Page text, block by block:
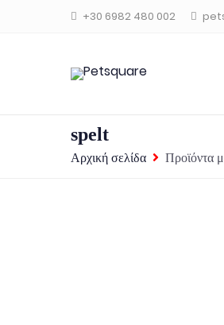
+30 6982 480 002
spelt
Αρχική σελίδα Προϊόντα